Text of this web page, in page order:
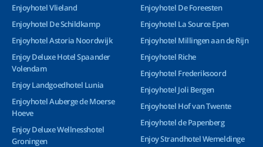
Enjoyhotel Vlieland
Enjoyhotel De Schildkamp
Enjoyhotel Astoria Noordwijk
Enjoy Deluxe Hotel Spaander
Volendam
Enjoy Landgoedhotel Lunia
Enjoyhotel Auberge de Moerse
Hoeve
Enjoy Deluxe Wellnesshotel
Groningen
Enjoyhotel De Foreesten
Enjoyhotel La Source Epen
Enjoyhotel Millingen aan de Rijn
Enjoyhotel Riche
Enjoyhotel Frederiksoord
Enjoyhotel Joli Bergen
Enjoyhotel Hof van Twente
Enjoyhotel de Papenberg
Enjoy Strandhotel Wemeldinge